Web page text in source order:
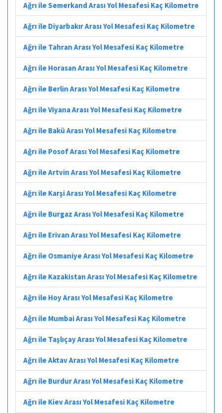
Ağrı ile Semerkand Arası Yol Mesafesi Kaç Kilometre
Ağrı ile Diyarbakır Arası Yol Mesafesi Kaç Kilometre
Ağrı ile Tahran Arası Yol Mesafesi Kaç Kilometre
Ağrı ile Horasan Arası Yol Mesafesi Kaç Kilometre
Ağrı ile Berlin Arası Yol Mesafesi Kaç Kilometre
Ağrı ile Viyana Arası Yol Mesafesi Kaç Kilometre
Ağrı ile Bakü Arası Yol Mesafesi Kaç Kilometre
Ağrı ile Posof Arası Yol Mesafesi Kaç Kilometre
Ağrı ile Artvin Arası Yol Mesafesi Kaç Kilometre
Ağrı ile Karşi Arası Yol Mesafesi Kaç Kilometre
Ağrı ile Burgaz Arası Yol Mesafesi Kaç Kilometre
Ağrı ile Erivan Arası Yol Mesafesi Kaç Kilometre
Ağrı ile Osmaniye Arası Yol Mesafesi Kaç Kilometre
Ağrı ile Kazakistan Arası Yol Mesafesi Kaç Kilometre
Ağrı ile Hoy Arası Yol Mesafesi Kaç Kilometre
Ağrı ile Mumbai Arası Yol Mesafesi Kaç Kilometre
Ağrı ile Taşlıçay Arası Yol Mesafesi Kaç Kilometre
Ağrı ile Aktav Arası Yol Mesafesi Kaç Kilometre
Ağrı ile Burdur Arası Yol Mesafesi Kaç Kilometre
Ağrı ile Kiev Arası Yol Mesafesi Kaç Kilometre